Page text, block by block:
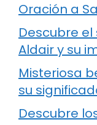
Oración a
Descubre
Aldair y su
Misteriosa
su
Descubre